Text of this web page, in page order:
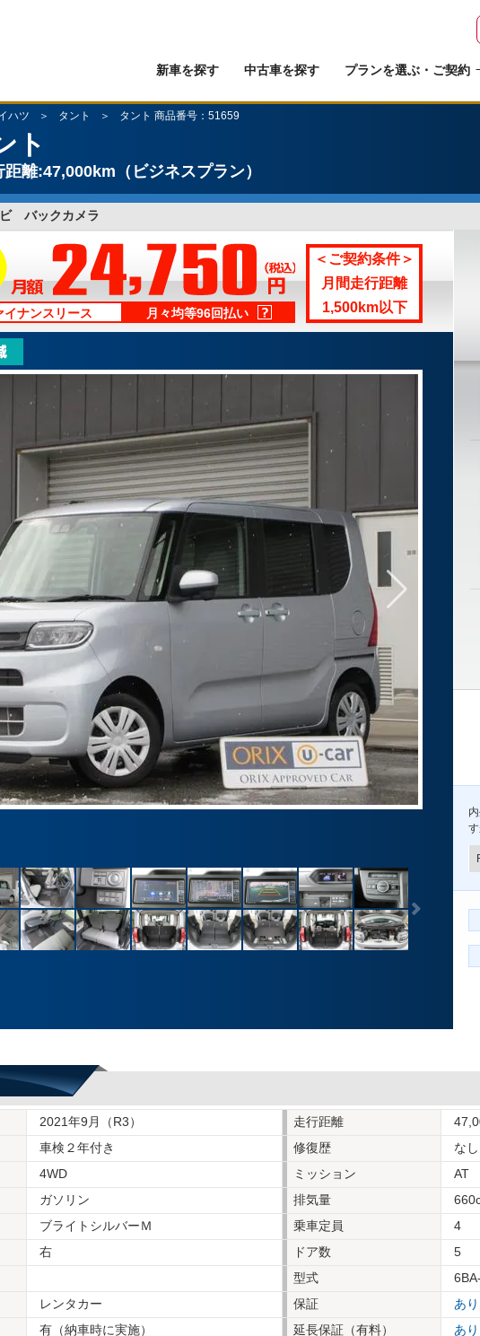
新車を探す 中古車を探す プランを選ぶ・ご契約
ハツ タント タント 商品番号：51659
ト
距離:47,000km （ビジネスプラン）
バックカメラ
イナンスリース 月々均等96回払い
＜ご契約条件＞
月間走行距離
1,500km以下
2021年9月（R3） 走行距離
車検２年付き 修復歴
なし
4WD ミッション
AT
ガソリン 排気量
ブライトシルバーＭ 乗車定員
4
右 ドア数
5
型式
レンタカー 保証
あり
有（納車時に実施） 延長保証（有料）
あり